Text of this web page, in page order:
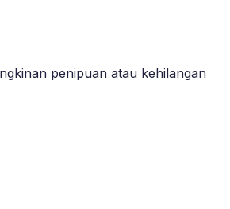
penipuan atau kehilangan